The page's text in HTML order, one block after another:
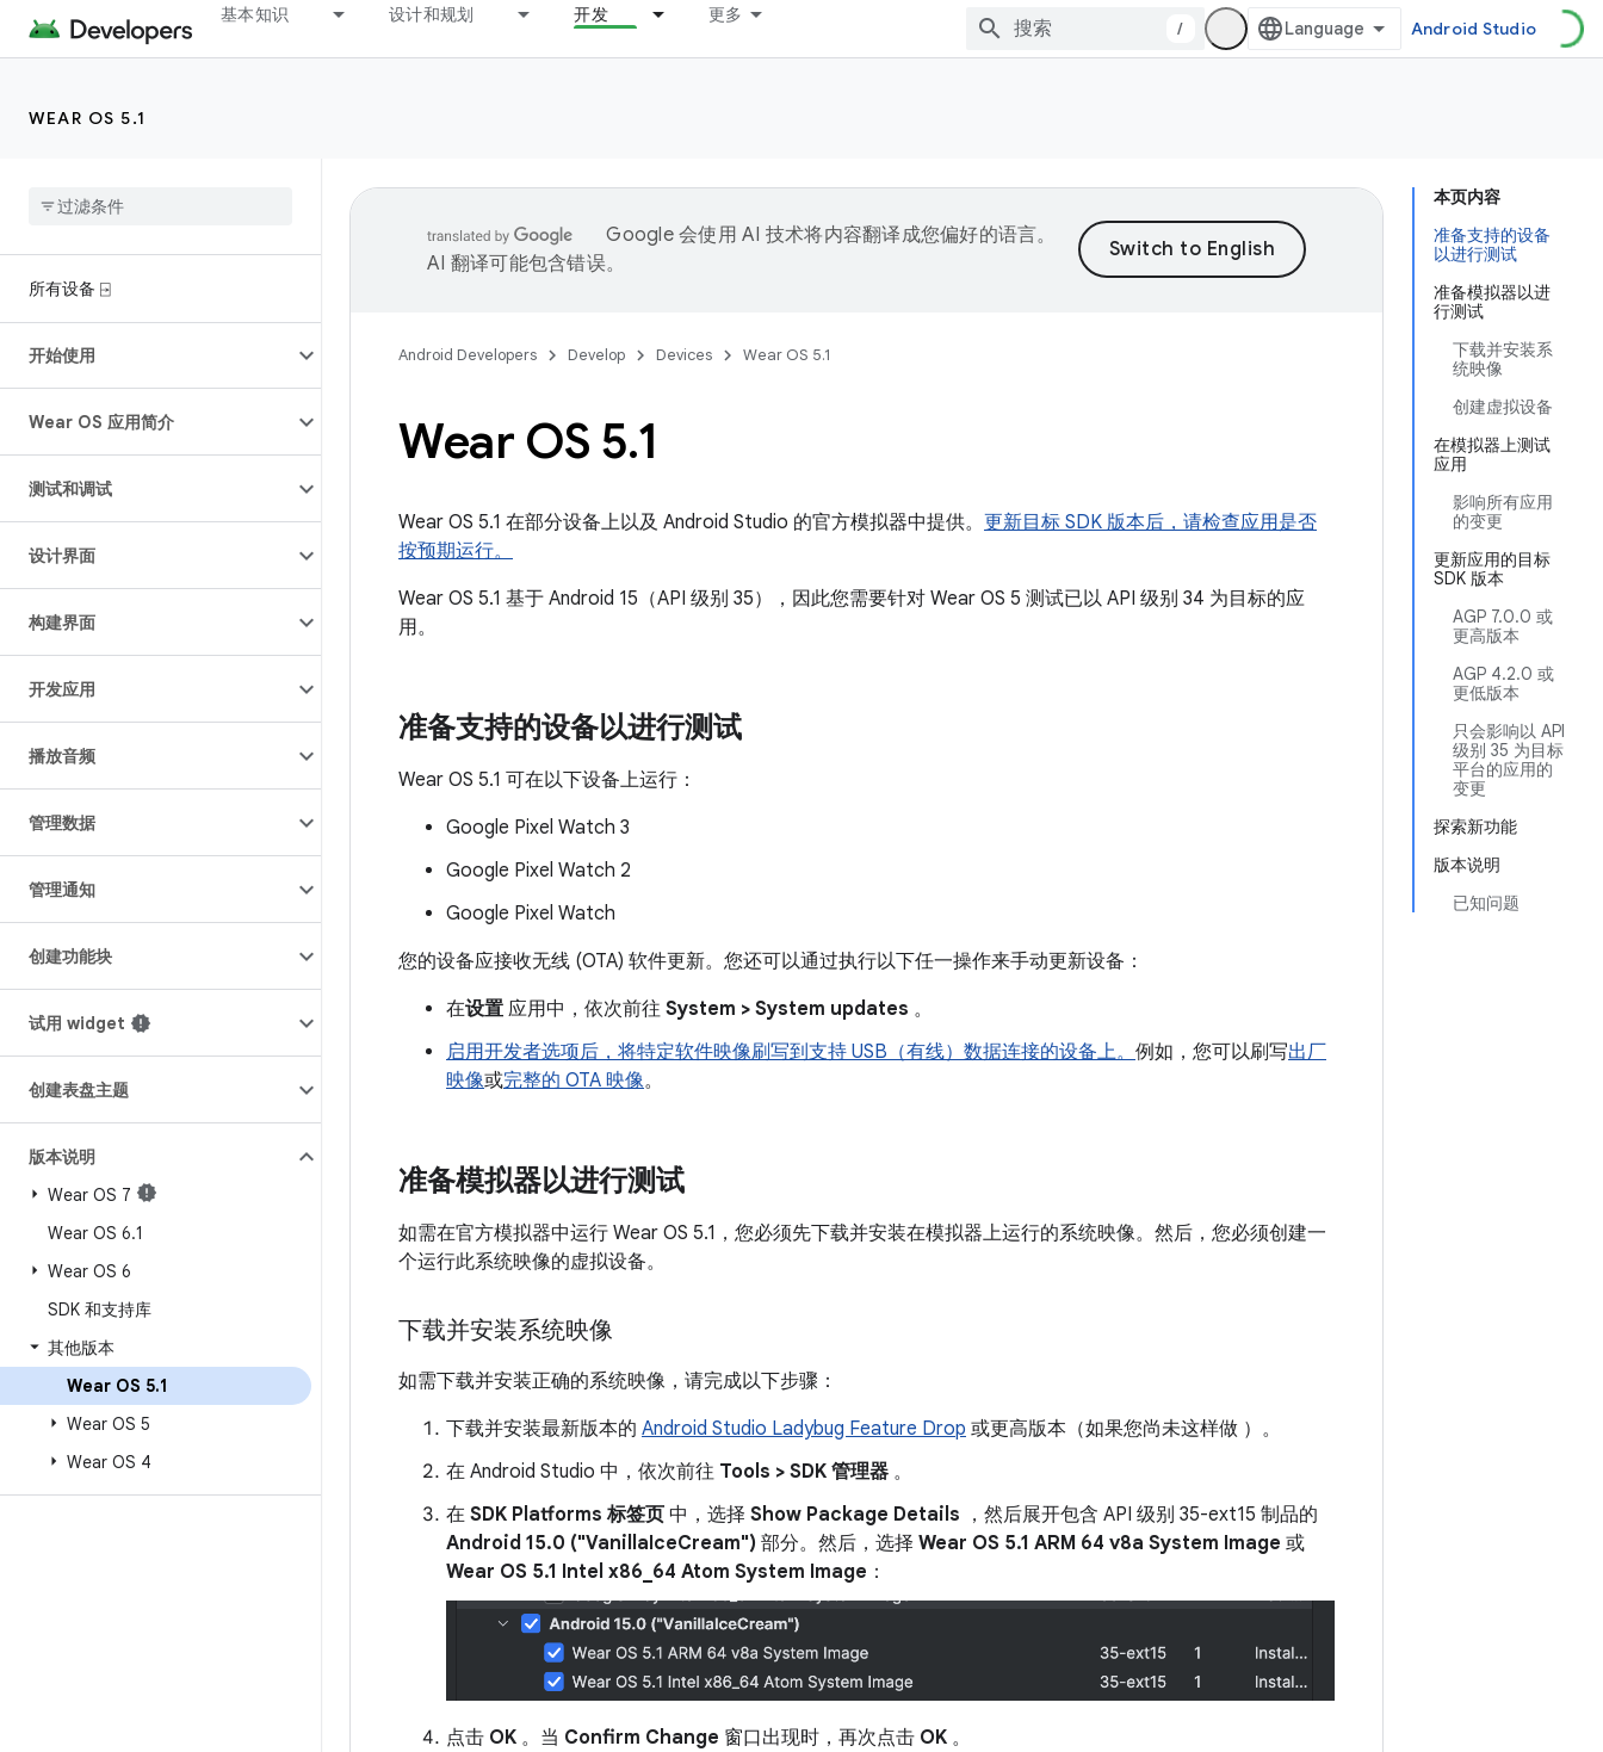
基本知识 设计和规划 开发 更多
/ Android Studio
WEAR OS 5.1
所有设备 ⍈
开始使用
Wear OS 应用简介
测试和调试
设计界面
构建界面
开发应用
播放音频
管理数据
管理通知
创建功能块
试用 widget
创建表盘主题
版本说明
Wear OS 7
Wear OS 6.1
Wear OS 6
SDK 和支持库
其他版本
Wear OS 5.1
Wear OS 5
Wear OS 4
本页内容
准备支持的设备
以进行测试
准备模拟器以进
行测试
下载并安装系
统映像
创建虚拟设备
在模拟器上测试
应用
影响所有应用
的变更
更新应用的目标
SDK 版本
AGP 7.0.0 或
更高版本
AGP 4.2.0 或
更低版本
只会影响以 API
级别 35 为目标
平台的应用的
变更
探索新功能
版本说明
已知问题
Google 会使用 AI 技术将内容翻译成您偏好的语言。
AI 翻译可能包含错误。
Android Developers Develop Devices Wear OS 5.1
Wear OS 5.1
Wear OS 5.1 在部分设备上以及 Android Studio 的官方模拟器中提供。 更新目标 SDK 版本后，请检查应用是否
按预期运行。
Wear OS 5.1 基于 Android 15（API 级别 35），因此您需要针对 Wear OS 5 测试已以 API 级别 34 为目标的应
用。
准备支持的设备以进行测试
Wear OS 5.1 可在以下设备上运行：
Google Pixel Watch 3
Google Pixel Watch 2
Google Pixel Watch
您的设备应接收无线 (OTA) 软件更新。您还可以通过执行以下任一操作来手动更新设备：
在设置 应用中，依次前往 System > System updates 。
启用开发者选项后，将特定软件映像刷写到支持 USB（有线）数据连接的设备上。 例如，您可以刷写出厂
映像或完整的 OTA 映像。
准备模拟器以进行测试
如需在官方模拟器中运行 Wear OS 5.1，您必须先下载并安装在模拟器上运行的系统映像。然后，您必须创建一
个运行此系统映像的虚拟设备。
下载并安装系统映像
如需下载并安装正确的系统映像，请完成以下步骤：
下载并安装最新版本的 Android Studio Ladybug Feature Drop 或更高版本（如果您尚未这样做 ）。
在 Android Studio 中，依次前往 Tools > SDK 管理器 。
在 SDK Platforms 标签页 中，选择 Show Package Details ，然后展开包含 API 级别 35-ext15 制品的
Android 15.0 ("VanillaIceCream") 部分。然后，选择 Wear OS 5.1 ARM 64 v8a System Image 或
Wear OS 5.1 Intel x86_64 Atom System Image ：
点击 OK 。当 Confirm Change 窗口出现时，再次点击 OK 。